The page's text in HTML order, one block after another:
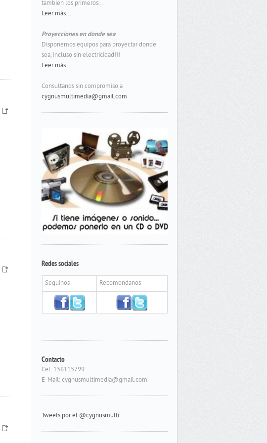
tambien los primeros...
Leer más...
Proyecciones en donde sea
Disponemos equipos para proyectar donde
sea, incluso sin electricidad!!!
Leer más...
Consultanos sin compromiso a
cygnusmultimedia@gmail.com
Redes sociales
Seguinos Recomendanos
Contacto